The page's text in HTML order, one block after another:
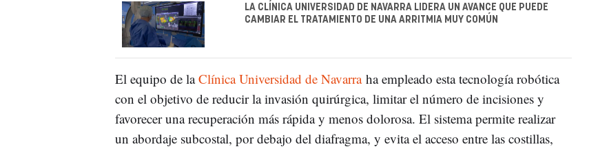
LA CLÍNICA UNIVERSIDAD DE NAVARRA LIDERA UN AVANCE QUE PUEDE
CAMBIAR EL TRATAMIENTO DE UNA ARRITMIA MUY COMÚN
El equipo de laClínica Universidad de Navarraha empleado esta tecnología robótica
con el objetivo de reducir la invasión quirúrgica, limitar el número de incisiones y
favorecer una recuperación más rápida y menos dolorosa. El sistema permite realizar
un abordaje subcostal, por debajo del diafragma, y evita el acceso entre las costillas,